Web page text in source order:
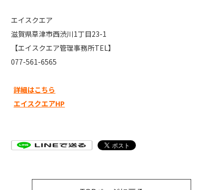
エイスクエア
滋賀県草津市西渋川1丁目23-1
【エイスクエア管理事務所TEL】
077-561-6565
詳細はこちら
エイスクエアHP